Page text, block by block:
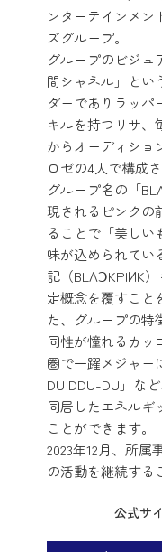
ンターテインメン
ズグループ。
グループのビジュ
間シャネル」とい
ダーでありラッパ
キルを持つリサ、
からオーディショ
ロゼの4人で構成
グループ名の「
現されるピンクの
ることで「美しい
味が込められてい
記（BLΛↃKPIИK
定概念を覆すこと
た、グループの特
同性が憧れるカッ
圏で一躍メジャー
DU DDU-DU」な
同居したエネルギ
ことができます。
2023年12月、所
の活動を継続する
公式サ